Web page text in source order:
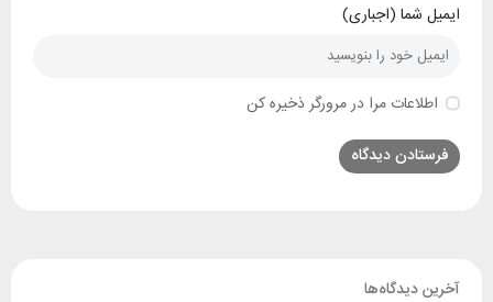
ایمیل شما (اجباری)
اطلاعات مرا در مرورگر ذخیره کن
آخرین دیدگاه‌ها